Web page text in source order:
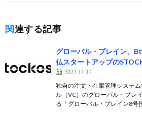
関連する記事
グローバル・ブレイン、
仏スタートアップの
2023.11.17
独自の注文・在庫管理システ
ル（VC）のグローバル・ブレ
る「グローバル・ブレイン8号